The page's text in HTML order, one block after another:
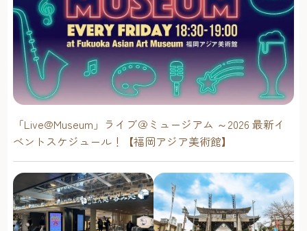
「Live@Museum」ライブ＠ミュージアム ～2026 最新イ
ベントスケジュール！【福岡アジア美術館】